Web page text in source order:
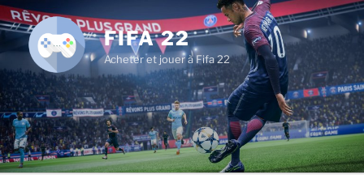
Aller
au
contenu
principal
FIFA 22
Acheter et jouer à Fifa 22